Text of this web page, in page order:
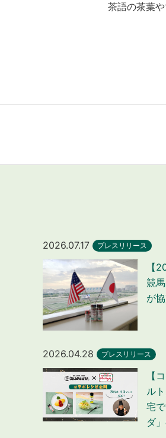
茶語の茶葉
2026.07.17 プレスリリース
【
競
が
2026.04.28 プレスリリース
【
ル
宅
ダ